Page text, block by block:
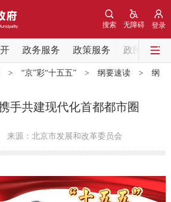
登录
无障碍
搜索
政务服务 政策服务 政民互动
国务院信息 中央部委动态
会议信息 部门动态
> “京”彩“十五五”> 纲要速读> 纲
手共建现代化首都都市圈
来源：北京市发展和改革委员会